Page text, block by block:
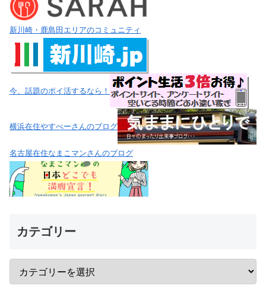
新川崎・鹿島田エリアのコミュニティ
今、話題のポイ活するなら！
横浜在住やすべーさんのブログ
名古屋在住なまこマンさんのブログ
カテゴリー